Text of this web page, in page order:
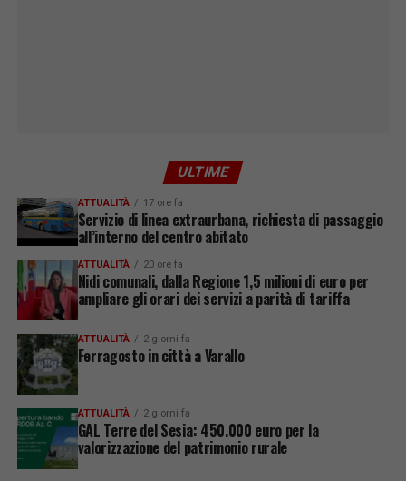
ULTIME
ATTUALITÀ 17 ore fa
Servizio di linea extraurbana, richiesta di passaggio
all’interno del centro abitato
ATTUALITÀ 20 ore fa
Nidi comunali, dalla Regione 1,5 milioni di euro per
ampliare gli orari dei servizi a parità di tariffa
ATTUALITÀ 2 giorni fa
Ferragosto in città a Varallo
ATTUALITÀ 2 giorni fa
GAL Terre del Sesia: 450.000 euro per la
valorizzazione del patrimonio rurale